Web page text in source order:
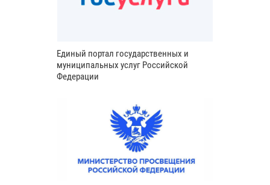
Единый портал государственных и
муниципальных услуг Российской
Федерации